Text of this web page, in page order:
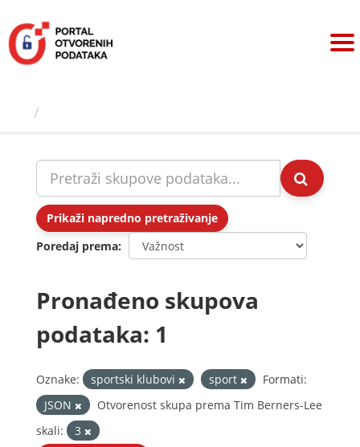
sadržaj
Prikaži napredno pretraživanje
Poredaj prema
Pronađeno skupova
podataka: 1
Oznake: sportski klubovi sport
Formati:
JSON
Otvorenost skupa prema Tim Berners-Lee
skali:
3